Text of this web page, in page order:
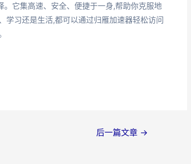
它集高速、安全、便捷于一身,帮助你克服地
学习还是生活,都可以通过归雁加速器轻松访问
后一篇文章 →